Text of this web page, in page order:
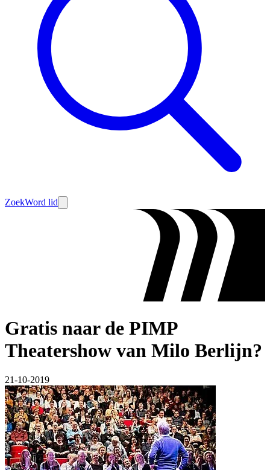
ZoekWord lid
Gratis naar de PIMP
Theatershow van Milo Berlijn?
21-10-2019